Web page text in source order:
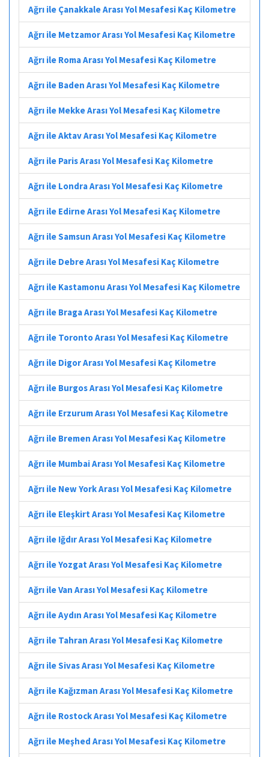
Ağrı ile Çanakkale Arası Yol Mesafesi Kaç Kilometre
Ağrı ile Metzamor Arası Yol Mesafesi Kaç Kilometre
Ağrı ile Roma Arası Yol Mesafesi Kaç Kilometre
Ağrı ile Baden Arası Yol Mesafesi Kaç Kilometre
Ağrı ile Mekke Arası Yol Mesafesi Kaç Kilometre
Ağrı ile Aktav Arası Yol Mesafesi Kaç Kilometre
Ağrı ile Paris Arası Yol Mesafesi Kaç Kilometre
Ağrı ile Londra Arası Yol Mesafesi Kaç Kilometre
Ağrı ile Edirne Arası Yol Mesafesi Kaç Kilometre
Ağrı ile Samsun Arası Yol Mesafesi Kaç Kilometre
Ağrı ile Debre Arası Yol Mesafesi Kaç Kilometre
Ağrı ile Kastamonu Arası Yol Mesafesi Kaç Kilometre
Ağrı ile Braga Arası Yol Mesafesi Kaç Kilometre
Ağrı ile Toronto Arası Yol Mesafesi Kaç Kilometre
Ağrı ile Digor Arası Yol Mesafesi Kaç Kilometre
Ağrı ile Burgos Arası Yol Mesafesi Kaç Kilometre
Ağrı ile Erzurum Arası Yol Mesafesi Kaç Kilometre
Ağrı ile Bremen Arası Yol Mesafesi Kaç Kilometre
Ağrı ile Mumbai Arası Yol Mesafesi Kaç Kilometre
Ağrı ile New York Arası Yol Mesafesi Kaç Kilometre
Ağrı ile Eleşkirt Arası Yol Mesafesi Kaç Kilometre
Ağrı ile Iğdır Arası Yol Mesafesi Kaç Kilometre
Ağrı ile Yozgat Arası Yol Mesafesi Kaç Kilometre
Ağrı ile Van Arası Yol Mesafesi Kaç Kilometre
Ağrı ile Aydın Arası Yol Mesafesi Kaç Kilometre
Ağrı ile Tahran Arası Yol Mesafesi Kaç Kilometre
Ağrı ile Sivas Arası Yol Mesafesi Kaç Kilometre
Ağrı ile Kağızman Arası Yol Mesafesi Kaç Kilometre
Ağrı ile Rostock Arası Yol Mesafesi Kaç Kilometre
Ağrı ile Meşhed Arası Yol Mesafesi Kaç Kilometre